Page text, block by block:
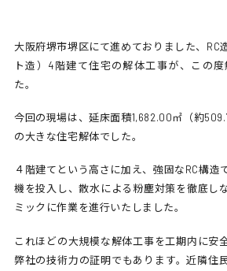
大阪府堺市堺区にて進めておりました、RC
ト造）4階建て住宅の解体工事が、この
た。
今回の現場は、延床面積1,682.00㎡（約
の大きな住宅解体でした。
４階建てという高さに加え、強固なRC構造
機を投入し、散水による粉塵対策を徹底し
ミックに作業を進行いたしました。
これほどの大規模な解体工事を工期内に安
弊社の技術力の証明でもあります。近隣住